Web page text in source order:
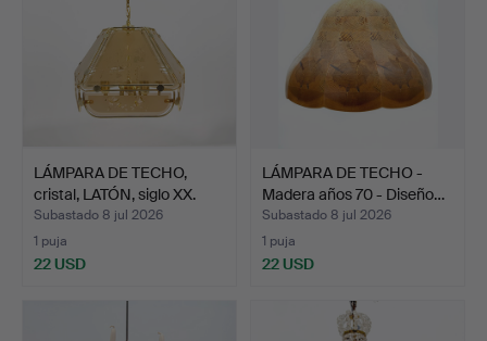
LÁMPARA DE TECHO,
cristal, LATÓN, siglo XX.
Subastado 8 jul 2026
1 puja
22 USD
LÁMPARA DE TECHO -
Madera años 70 - Diseño…
Subastado 8 jul 2026
1 puja
22 USD